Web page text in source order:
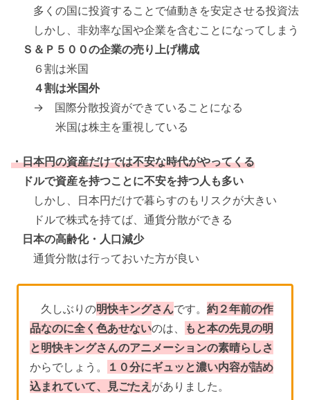
多くの国に投資することで値動きを安定させる投資法
しかし、非効率な国や企業を含むことになってしまう
Ｓ＆Ｐ５００の企業の売り上げ構成
６割は米国
４割は米国外
→ 国際分散投資ができていることになる
米国は株主を重視している
・日本円の資産だけでは不安な時代がやってくる
ドルで資産を持つことに不安を持つ人も多い
しかし、日本円だけで暮らすのもリスクが大きい
ドルで株式を持てば、通貨分散ができる
日本の高齢化・人口減少
通貨分散は行っておいた方が良い
久しぶりの明快キングさんです。約２年前の作
品なのに全く色あせないのは、
もと本の先見の明
と明快キングさんのアニメーションの素晴らしさ
からでしょう。
１０分にギュッと濃い内容が詰め
込まれていて、見ごたえ がありました。